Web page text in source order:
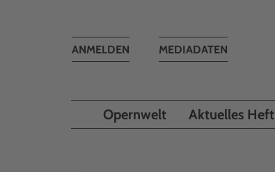
MEDIADATEN
Toggle
ANMELDEN
Opernwelt Aktuelles Heft